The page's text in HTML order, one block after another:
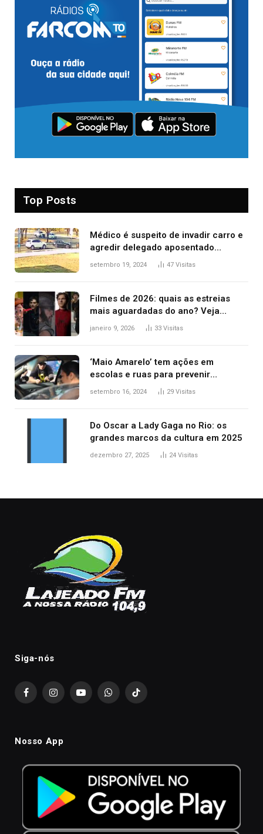
Top Posts
Médico é suspeito de invadir carro e
agredir delegado aposentado
durante confusão no trânsito
setembro 19, 2024 47 Visitas
Filmes de 2026: quais as estreias
mais aguardadas do ano? Veja
principais lançamentos do cinema
janeiro 9, 2026 33 Visitas
‘Maio Amarelo’ tem ações em
escolas e ruas para prevenir
acidentes no trânsito no AP
setembro 16, 2024 29 Visitas
Do Oscar a Lady Gaga no Rio: os
grandes marcos da cultura em 2025
dezembro 27, 2025 24 Visitas
Siga-nós
FacebookInstagramYouTubeWhatsAppTikTok
Nosso App